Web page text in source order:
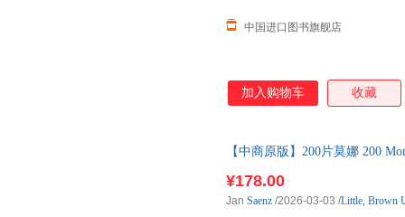
中国进口图书旗舰店
加入购物车 收藏
【中商原版】200片莫娜 200
¥178.00
Jan Saenz /2026-03-03 /Little, Brown